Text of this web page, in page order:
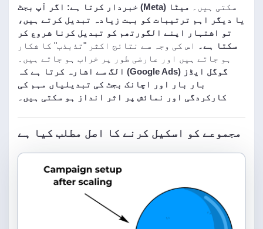
سکتی ہیں۔
میٹا (Meta) خبردار کرتا ہے: اگر آپ بجٹ
یا دیگر اہم ترتیبات کو بہت زیادہ تبدیل کرتے ہیں،
تو اشتہار اپنے الگورتھم کو تبدیل کرنا شروع کر
سکتا ہے۔
اس کی وجہ سے نتائج اکثر "تذبذب" کا شکار
ہو جاتے ہیں اور عارضی طور پر خراب ہو جاتے ہیں۔
گوگل ایڈز (Google Ads) الگ سے اشارہ کرتا ہے کہ
بار بار اور اچانک بجٹ کی تبدیلیاں مہم کی
کارکردگی اور نمائش پر اثر انداز ہو سکتی ہیں۔
مجموعے کو اسکیل کرنے کا اصل مطلب کیا ہے